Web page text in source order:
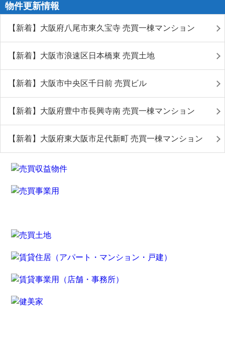
物件更新情報
【新着】大阪府八尾市東久宝寺 売買一棟マンション
【新着】大阪市浪速区日本橋東 売買土地
【新着】大阪市中央区千日前 売買ビル
【新着】大阪府豊中市長興寺南 売買一棟マンション
【新着】大阪府東大阪市足代新町 売買一棟マンション